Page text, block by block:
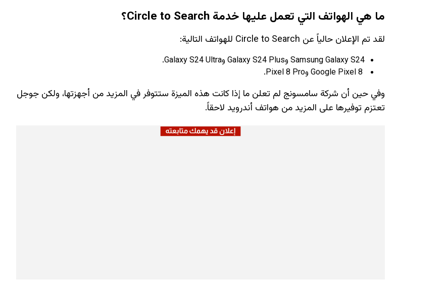
ما هي الهواتف التي تعمل عليها خدمة Circle to Search؟
لقد تم الإعلان حالياً عن Circle to Search للهواتف التالية:
Samsung Galaxy S24 وGalaxy S24 Plus وGalaxy S24 Ultra.
وفي حين أن شركة سامسونج لم تعلن ما إذا كانت هذه الميزة ستتوفر في المزيد من أجهزتها، ولكن جوجل
تعتزم توفيرها على المزيد من هواتف أندرويد لاحقاً.